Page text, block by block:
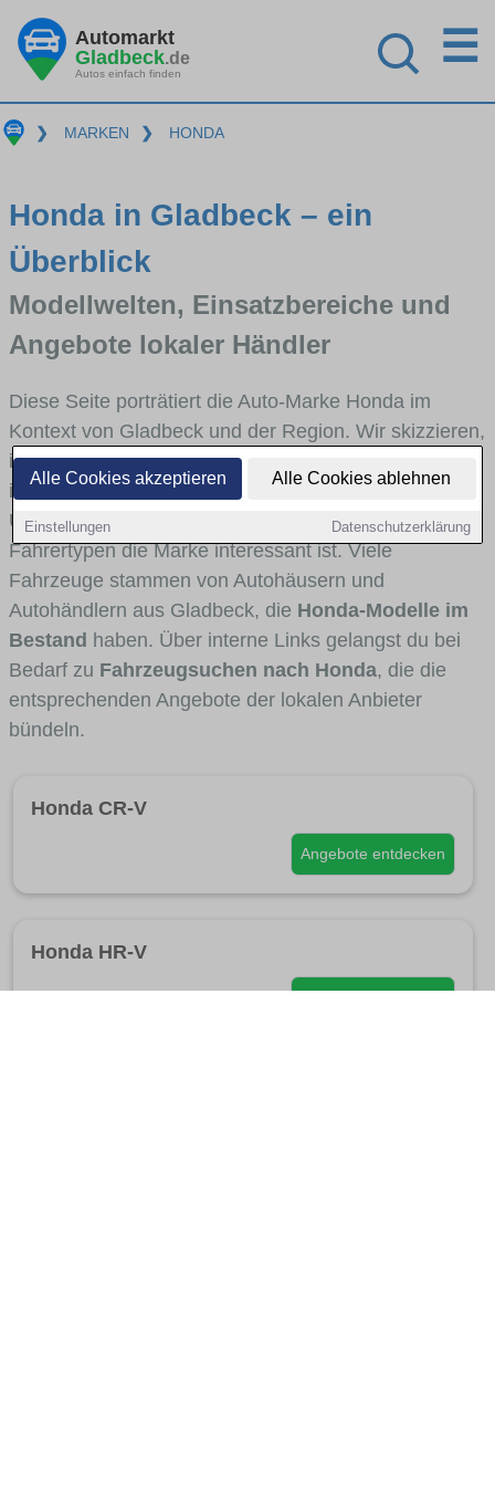
Alle Cookies akzeptieren Alle Cookies ablehnen
Einstellungen Datenschutzerklärung
Automarkt
Gladbeck.de
Autos einfach finden
☰
❯ MARKEN ❯ HONDA
Honda in Gladbeck – ein
Überblick
Modellwelten, Einsatzbereiche und
Angebote lokaler Händler
Diese Seite porträtiert die Auto-Marke Honda im
Kontext von Gladbeck und der Region. Wir skizzieren,
in welchen Fahrzeugklassen Honda stark vertreten
ist, welche Modellreihen häufig im Stadt- und
Umlandverkehr zu sehen sind und für welche
Fahrertypen die Marke interessant ist. Viele
Fahrzeuge stammen von Autohäusern und
Autohändlern aus Gladbeck, die Honda-Modelle im
Bestand haben. Über interne Links gelangst du bei
Bedarf zu Fahrzeugsuchen nach Honda, die die
entsprechenden Angebote der lokalen Anbieter
bündeln.
Honda CR-V
Angebote entdecken
Honda HR-V